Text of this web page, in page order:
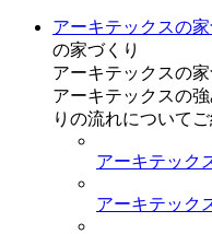
アーキテックスの家
の家づくり
アーキテックスの家
アーキテックスの
りの流れについて
アーキテック
アーキテック